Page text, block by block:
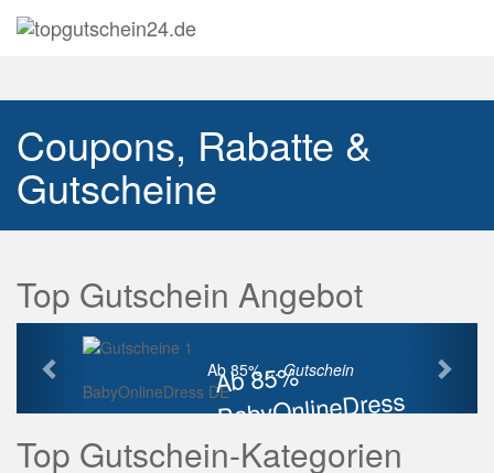
Coupons, Rabatte &
Gutscheine
Top Gutschein Angebot
Ab 85%
BabyOnlineDress
Rabatt
Ab 85% ...Gutschein
BabyOnlineDress DE
Vorherige
Top Gutschein-Kategorien